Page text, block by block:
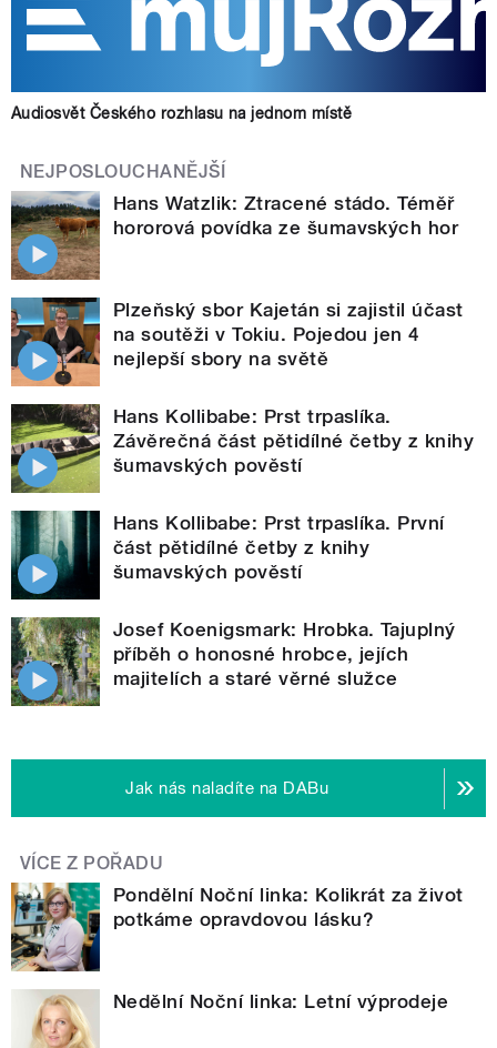
Audiosvět Českého rozhlasu na jednom místě
NEJPOSLOUCHANĚJŠÍ
Hans Watzlik: Ztracené stádo. Téměř
hororová povídka ze šumavských hor
Plzeňský sbor Kajetán si zajistil účast
na soutěži v Tokiu. Pojedou jen 4
nejlepší sbory na světě
Hans Kollibabe: Prst trpaslíka.
Závěrečná část pětidílné četby z knihy
šumavských pověstí
Hans Kollibabe: Prst trpaslíka. První
část pětidílné četby z knihy
šumavských pověstí
Josef Koenigsmark: Hrobka. Tajuplný
příběh o honosné hrobce, jejích
majitelích a staré věrné služce
Jak nás naladíte na DABu
VÍCE Z POŘADU
Pondělní Noční linka: Kolikrát za život
potkáme opravdovou lásku?
Nedělní Noční linka: Letní výprodeje